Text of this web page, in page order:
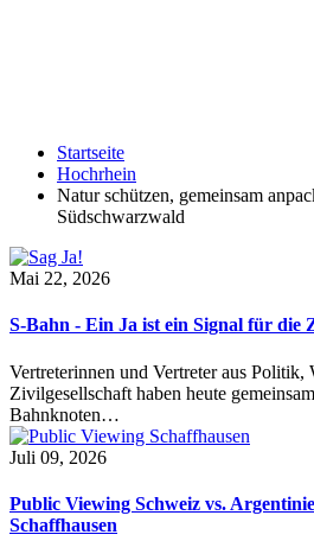
Startseite
Hochrhein
Natur schützen, gemeinsam
Südschwarzwald
Mai 22, 2026
S-Bahn - Ein Ja ist ein Signal für die
Vertreterinnen und Vertreter aus Politik,
Zivilgesellschaft haben heute
Bahnknoten…
Juli 09, 2026
Public Viewing Schweiz vs.
Schaffhausen